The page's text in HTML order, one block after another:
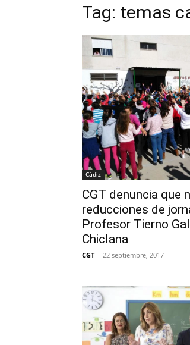
Tag: temas
Cádiz
CGT denuncia que
reducciones de
Profesor Tierno
Chiclana
CGT - 22 septiembre, 2017